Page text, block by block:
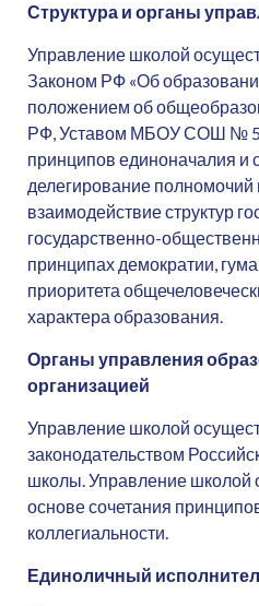
Структура и органы
Управление школой
Законом РФ «Об
положением об
РФ, Уставом МБОУ СОШ № 5
принципов единоначалия и
делегирование полномочий
взаимодействие структур
государственно-
принципах демократии,
приоритета
характера образования.
Органы управления
организацией
Управление школой
законодательством
школы. Управление школой
основе сочетания
коллегиальности.
Единоличный